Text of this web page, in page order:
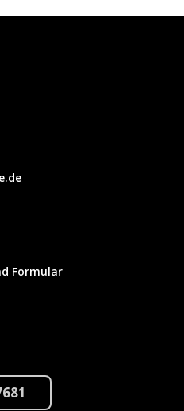
Formular